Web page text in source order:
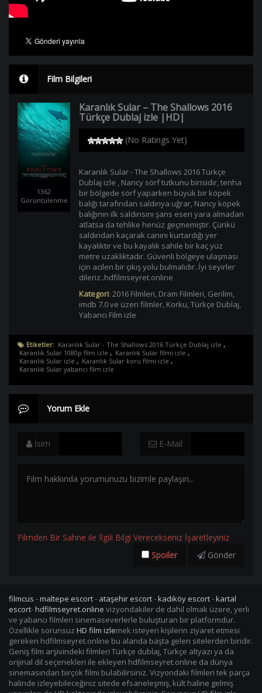
Film Bilgileri
1362
Görüntülenme
Karanlık Sular – The Shallows 2016
Türkçe Dublaj izle |HD|
(No Ratings Yet)
Karanlık Sular - The Shallows 2016 Türkçe
Dublaj izle , Nancy sörf tutkunu birisidir, tenha
bir bölgede sörf yaparken büyük bir köpek
balığı tarafından saldırıya uğrar, Nancy köpek
balığının ilk saldırısını şans eseri yara almadan
atlatsa da tehlike henüz geçmemiştir. Çünkü
saldırıdan kaçarak canını kurtardığı yer
kayalıktır ve bu kayalık sahile bir kaç yüz
metre uzaklıktadır. Güvenli bölgeye ulaşması
için acilen bir çıkış yolu bulmalıdır..İyi seyirler
dileriz..hdfilmseyret.online
Kategori: 2016 Filmleri, Dram Filmleri, Gerilim,
imdb 7.0 ve üzeri filmler, Korku,Türkçe Dublaj,
Yabancı Film izle
Etiketler: Karanlık Sular - The Shallows 2016 Türkçe Dublaj izle ,
Karanlık Sular 1080p film izle , Karanlık Sular filmi izle ,
Karanlık Sular izle , Karanlık Sular koru filmi izle ,
Karanlık Sular yabancı film izle
Yorum Ekle
İsim E-Mail
Filmden Bir Sahne ile İlgili Bilgi Verecekseniz İşaretleyiniz
Spoiler
Gönder
filmcus -maltepe escort- ataşehir escort-kadıköy escort-kartal
escort-hdfilmseyret.online vizyondakiler de dahil olmak üzere, yerli
ve yabancı filmleri sinemaseverlerle buluşturan bir platformdur.
Özellikle sorunsuz HD film izlemek isteyen kişilerin ziyaret etmesi
gereken hdfilmseyret.online bu alanda başta gelen sitelerden biridir.
Geniş film arşivindeki filmleri Türkçe dublaj, Türkçe altyazı ya da
orijinal dil seçenekleri ile ekleyen hdfilmseyret.online da dünya
sinemasından birçok filmi bulabilirsiniz. Vizyondaki filmleri tek parça
halinde izleyebileceğiniz sitede efsaneleşmiş, kült haline gelmiş